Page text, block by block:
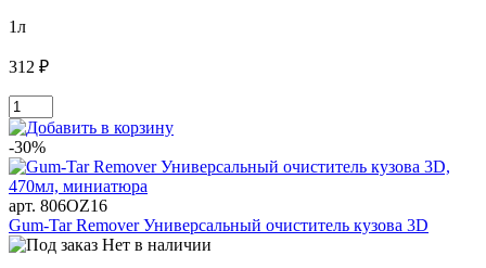
1л
312 ₽
-30%
арт. 806OZ16
Gum-Tar Remover Универсальный очиститель кузова 3D
Нет в наличии